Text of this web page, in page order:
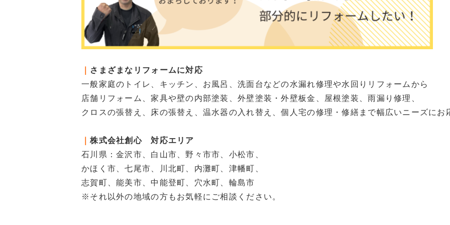
さまざまなリフォームに対応
一般家庭のトイレ、キッチン、お風呂、洗面台などの水漏れ修理や水回りリフォームから
店舗リフォーム、家具や壁の内部塗装、外壁塗装・外壁板金、屋根塗装、雨漏り修理、
クロスの張替え、床の張替え、温水器の入れ替え、個人宅の修理・修繕まで幅広いニーズにお
｜株式会社創心 対応エリア
石川県：金沢市、白山市、野々市市、小松市、
かほく市、七尾市、川北町、内灘町、津幡町、
志賀町、能美市、中能登町、穴水町、輪島市
※それ以外の地域の方もお気軽にご相談ください。